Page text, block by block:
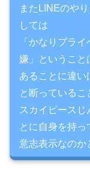
またLINEのや
しては
「かなりプラ
嫌」ということ
あることに違
と断っているこ
スカイピース
とに自身を持っ
意志表示なのか